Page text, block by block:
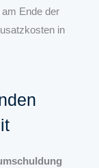
Ende der
in